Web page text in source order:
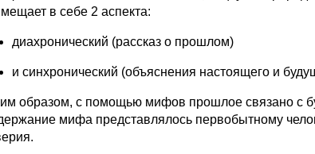
в себе 2 аспекта:
диахронический (рассказ о прошлом)
и синхронический (объяснения настоящего и
образом, с помощью мифов прошлое связано с
мифа представлялось первобытному